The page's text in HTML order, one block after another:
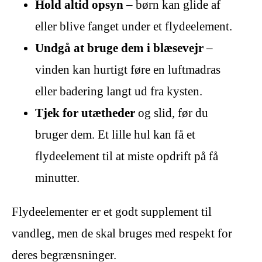
Hold altid opsyn– børn kan glide af
eller blive fanget under et flydeelement.
Undgå at bruge dem i blæsevejr–
vinden kan hurtigt føre en luftmadras
eller badering langt ud fra kysten.
Tjek for utætheder og slid, før du
bruger dem. Et lille hul kan få et
flydeelement til at miste opdrift på få
minutter.
Flydeelementer er et godt supplement til
vandleg, men de skal bruges med respekt for
deres begrænsninger.